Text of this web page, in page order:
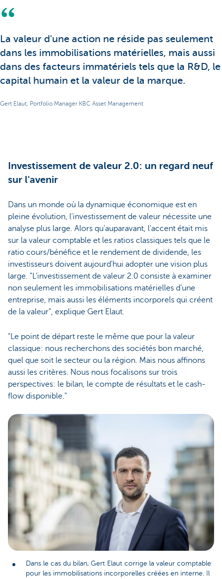
La valeur d'une action ne réside pas seulement
dans les immobilisations matérielles, mais aussi
dans des facteurs immatériels tels que la R&D, le
capital humain et la valeur de la marque.
Gert Elaut, Portfolio Manager KBC Asset Management
Investissement de valeur 2.0: un regard neuf
sur l'avenir
Dans un monde où la dynamique économique est en
pleine évolution, l'investissement de valeur nécessite une
analyse plus large. Alors qu'auparavant, l'accent était mis
sur la valeur comptable et les ratios classiques tels que le
ratio cours/bénéfice et le rendement de dividende, les
investisseurs doivent aujourd'hui adopter une vision plus
large. "L'investissement de valeur 2.0 consiste à examiner
non seulement les immobilisations matérielles d'une
entreprise, mais aussi les éléments incorporels qui créent
de la valeur", explique Gert Elaut.
"Le point de départ reste le même que pour la valeur
classique: nous recherchons des sociétés bon marché,
quel que soit le secteur ou la région. Mais nous affinons
aussi les critères. Nous nous focalisons sur trois
perspectives: le bilan, le compte de résultats et le cash-
flow disponible."
Dans le cas du bilan, Gert Elaut corrige la valeur comptable
pour les immobilisations incorporelles créées en interne. Il